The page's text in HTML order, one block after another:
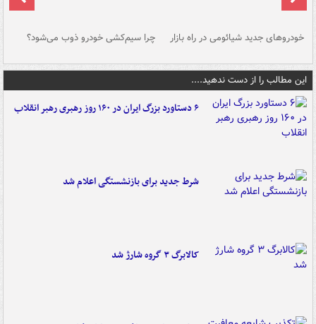
خودروهای جدید شیائومی در راه بازار چرا سیم‌کشی خودرو ذوب می‌شود؟
این مطالب را از دست ندهید....
۶ دستاورد بزرگ ایران در ۱۶۰ روز رهبری رهبر انقلاب
شرط جدید برای بازنشستگی اعلام شد
کالابرگ ۳ گروه شارژ شد